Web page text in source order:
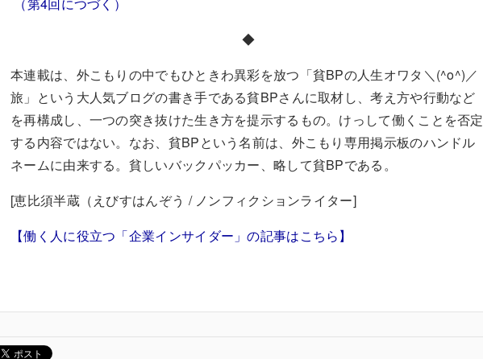
◆
本連載は、外こもりの中でもひときわ異彩を放つ「貧BPの人生オワタ＼(^o^)／
旅」という大人気ブログの書き手である貧BPさんに取材し、考え方や行動など
を再構成し、一つの突き抜けた生き方を提示するもの。けっして働くことを否定
する内容ではない。なお、貧BPという名前は、外こもり専用掲示板のハンドル
ネームに由来する。貧しいバックパッカー、略して貧BPである。
[恵比須半蔵（えびすはんぞう / ノンフィクションライター]
【働く人に役立つ「企業インサイダー」の記事はこちら】